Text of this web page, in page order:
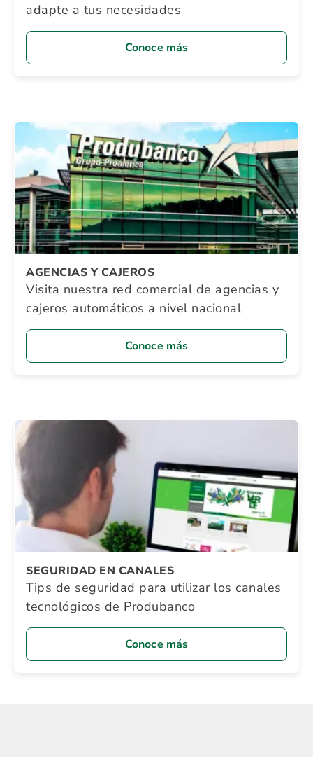
adapte a tus necesidades
Conoce más
AGENCIAS Y CAJEROS
Visita nuestra red comercial de agencias y
cajeros automáticos a nivel nacional
Conoce más
SEGURIDAD EN CANALES
Tips de seguridad para utilizar los canales
tecnológicos de Produbanco
Conoce más